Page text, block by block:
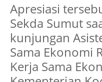
Apresiasi
Sekda Sumut
kunjungan
Sama Ekonomi
Kerja Sama